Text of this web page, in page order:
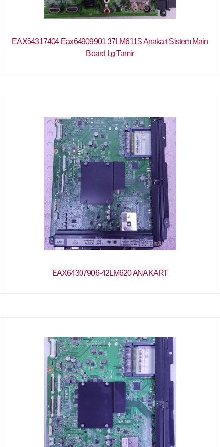
EAX64317404 Eax64909901 37LM611S Anakart Sistem Main
Board Lg Tamir
EAX64307906-42LM620 ANAKART